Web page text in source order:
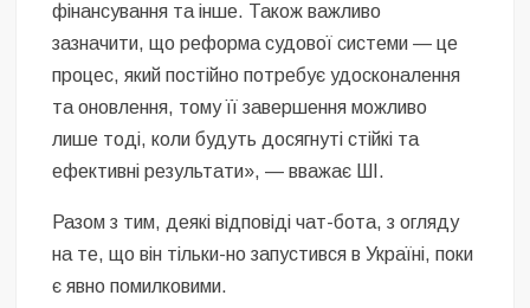
фінансування та інше. Також важливо
зазначити, що реформа судової системи — це
процес, який постійно потребує удосконалення
та оновлення, тому її завершення можливо
лише тоді, коли будуть досягнуті стійкі та
ефективні результати», — вважає ШІ.
Разом з тим, деякі відповіді чат-бота, з огляду
на те, що він тільки-но запустився в Україні, поки
є явно помилковими.